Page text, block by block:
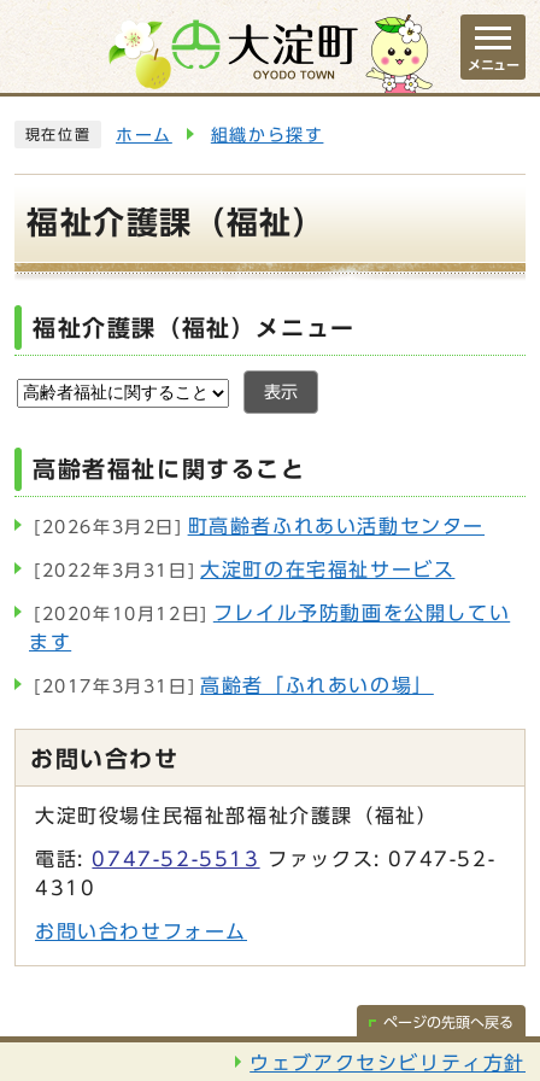
ページの先頭です
メニュー
現在位置 ホーム 組織から探す
福祉介護課（福祉）
福祉介護課（福祉）メニュー
表示
高齢者福祉に関すること
[2026年3月2日] 町高齢者ふれあい活動センター
[2022年3月31日] 大淀町の在宅福祉サービス
[2020年10月12日]
フレイル予防動画を公開してい
ます
[2017年3月31日] 高齢者「ふれあいの場」
お問い合わせ
大淀町役場住民福祉部福祉介護課（福祉）
電話: 0747-52-5513
ファックス: 0747-52-
4310
お問い合わせフォーム
ページの先頭へ戻る
ウェブアクセシビリティ方針